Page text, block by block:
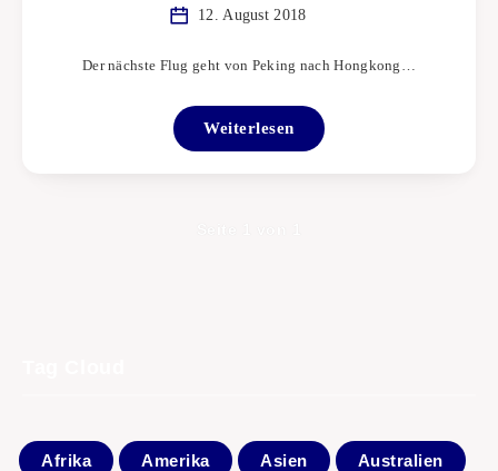
12. August 2018
Der nächste Flug geht von Peking nach Hongkong…
Weiterlesen
Afrika Amerika Asien Australien